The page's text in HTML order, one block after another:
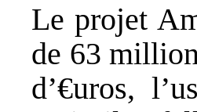
Le projet
de 63
d’€uros,